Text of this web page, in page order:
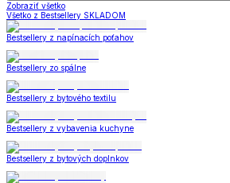
Zobraziť všetko
Všetko z Bestsellery SKLADOM
Bestsellery z napínacích poťahov
Bestsellery zo spálne
Bestsellery z bytového textilu
Bestsellery z vybavenia kuchyne
Bestsellery z bytových doplnkov